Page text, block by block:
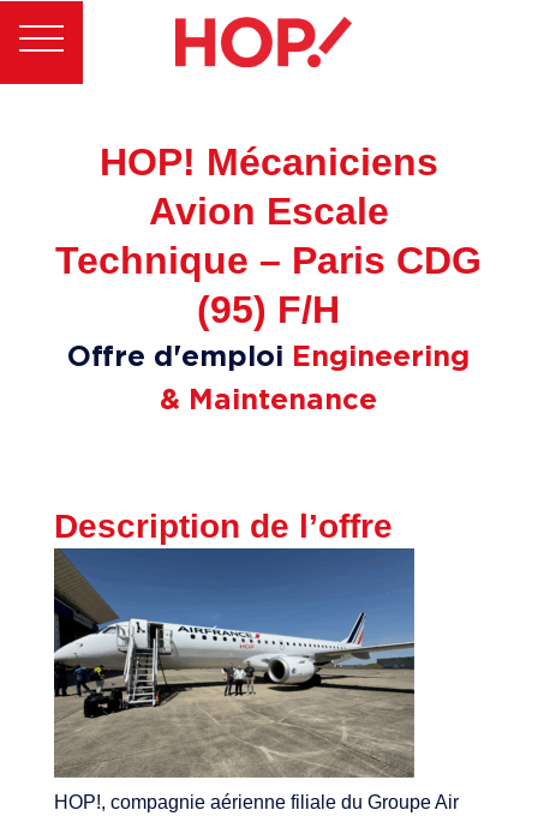
HOP! Mécaniciens
Avion Escale
Technique – Paris CDG
(95) F/H
Offre d'emploi Engineering
& Maintenance
Description de l’offre
HOP!, compagnie aérienne filiale du Groupe Air